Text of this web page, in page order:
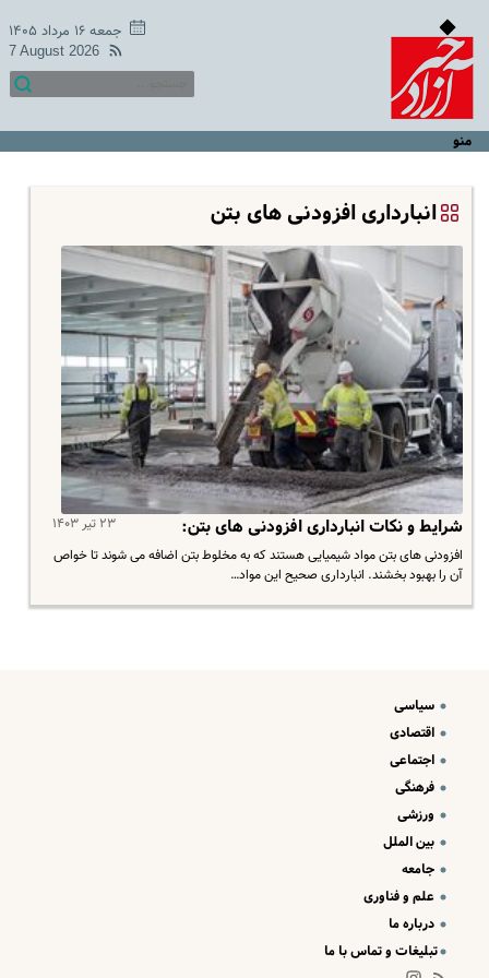
جمعه ۱۶ مرداد ۱۴۰۵
7 August 2026
منو
انبارداری افزودنی های بتن
۲۳ تیر ۱۴۰۳ شرایط و نکات انبارداری افزودنی های بتن:
افزودنی های بتن مواد شیمیایی هستند که به مخلوط بتن اضافه می شوند تا خواص
آن را بهبود بخشند. انبارداری صحیح این مواد…
سیاسی
اقتصادی
اجتماعی
فرهنگی
ورزشی
بین الملل
جامعه
علم و فناوری
درباره ما
تبلیغات و تماس با ما